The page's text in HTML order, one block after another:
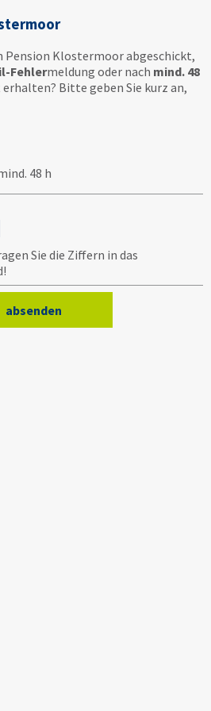
Pension Klostermoor abgeschickt,
Fehlermeldung oder nach mind. 48
Bitte geben Sie kurz an,
48 h
Sie die Ziffern in das